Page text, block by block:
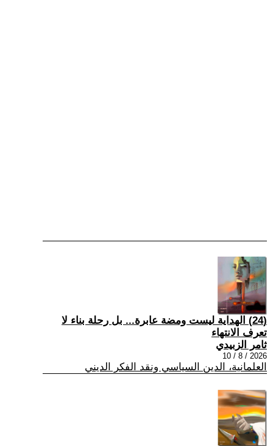
(24) الهداية ليست ومضة عابرة... بل رحلة بناء لا
تعرف الانتهاء
ثامر الزبيدي
2026 / 8 / 10
العلمانية، الدين السياسي ونقد الفكر الديني